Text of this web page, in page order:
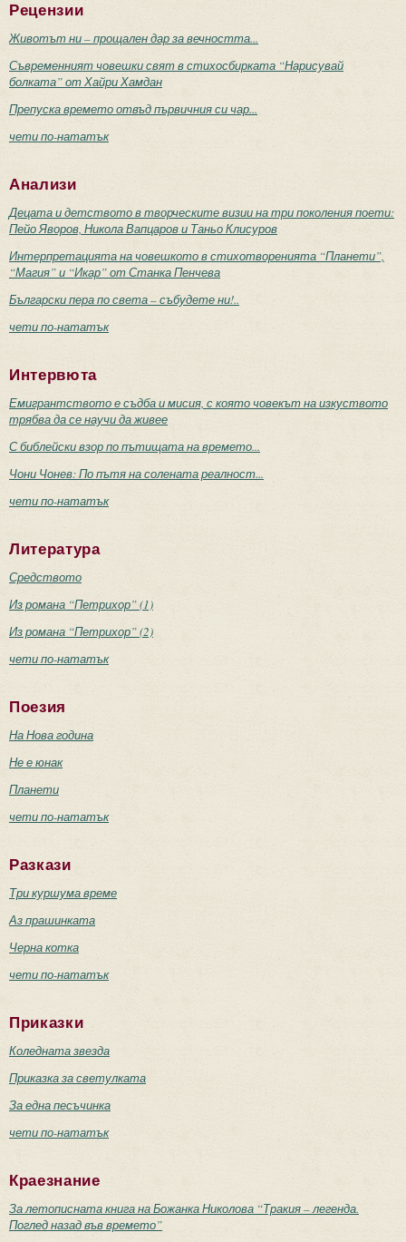
Рецензии
Животът ни – прощален дар за вечността...
Съвременният човешки свят в стихосбирката “Нарисувай
болката” от Хайри Хамдан
Препуска времето отвъд първичния си чар...
чети по-нататък
Анализи
Децата и детството в творческите визии на три поколения поети:
Пейо Яворов, Никола Вапцаров и Таньо Клисуров
Интерпретацията на човешкото в стихотворенията “Планети”,
“Магия” и “Икар” от Станка Пенчева
Български пера по света – събудете ни!..
чети по-нататък
Интервюта
Емигрантството е съдба и мисия, с която човекът на изкуството
трябва да се научи да живее
С библейски взор по пътищата на времето...
Чони Чонев: По пътя на солената реалност...
чети по-нататък
Литература
Средството
Из романа “Петрихор” (1)
Из романа “Петрихор” (2)
чети по-нататък
Поезия
На Нова година
Не е юнак
Планети
чети по-нататък
Разкази
Три куршума време
Аз прашинката
Черна котка
чети по-нататък
Приказки
Коледната звезда
Приказка за светулката
За една песъчинка
чети по-нататък
Краезнание
За летописната книга на Божанка Николова “Тракия – легенда.
Поглед назад във времето”